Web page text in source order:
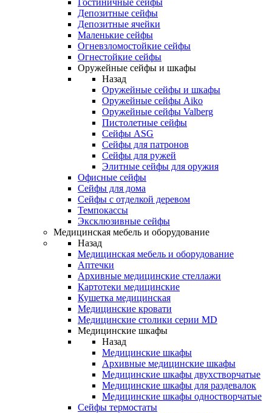
Гостиничные сейфы
Депозитные сейфы
Депозитные ячейки
Маленькие сейфы
Огневзломостойкие сейфы
Огнестойкие сейфы
Оружейные сейфы и шкафы
Назад
Оружейные сейфы и шкафы
Оружейные сейфы Aiko
Оружейные сейфы Valberg
Пистолетные сейфы
Сейфы ASG
Сейфы для патронов
Сейфы для ружей
Элитные сейфы для оружия
Офисные сейфы
Сейфы для дома
Сейфы с отделкой деревом
Темпокассы
Эксклюзивные сейфы
Медицинская мебель и оборудование
Назад
Медицинская мебель и оборудование
Аптечки
Архивные медицинские стеллажи
Картотеки медицинские
Кушетка медицинская
Медицинские кровати
Медицинские столики серии MD
Медицинские шкафы
Назад
Медицинские шкафы
Архивные медицинские шкафы
Медицинские шкафы двухстворчатые
Медицинские шкафы для раздевалок
Медицинские шкафы одностворчатые
Сейфы термостаты